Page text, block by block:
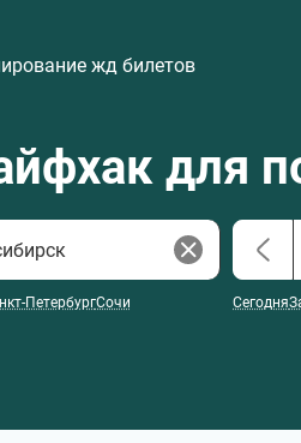
жд билетов
для
ПетербургСочи Сегодня